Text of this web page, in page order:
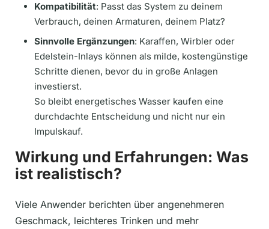
Kompatibilität: Passt das System zu deinem
Verbrauch, deinen Armaturen, deinem Platz?
Sinnvolle Ergänzungen: Karaffen, Wirbler oder
Edelstein-Inlays können als milde, kostengünstige
Schritte dienen, bevor du in große Anlagen
investierst.
So bleibt energetisches Wasser kaufen eine
durchdachte Entscheidung und nicht nur ein
Impulskauf.
Wirkung und Erfahrungen: Was
ist realistisch?
Viele Anwender berichten über angenehmeren
Geschmack, leichteres Trinken und mehr